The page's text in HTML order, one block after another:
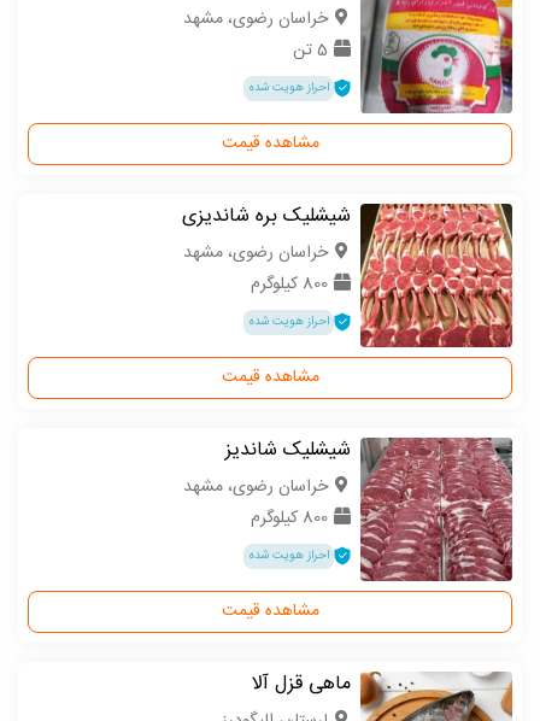
خراسان رضوی، مشهد
5 تن
احراز هویت شده
مشاهده قیمت
شیشلیک بره شاندیزی
خراسان رضوی، مشهد
800 کیلوگرم
احراز هویت شده
مشاهده قیمت
شیشلیک شاندیز
خراسان رضوی، مشهد
800 کیلوگرم
احراز هویت شده
مشاهده قیمت
ماهی قزل آلا